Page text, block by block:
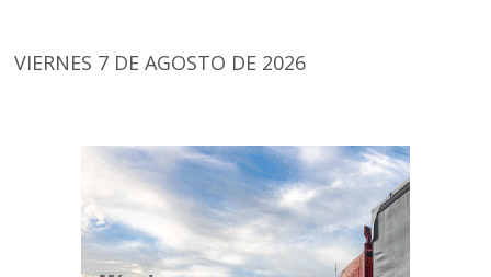
VIERNES 7 DE AGOSTO DE 2026